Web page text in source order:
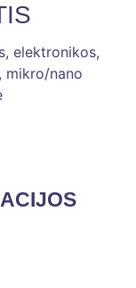
elektronikos,
mikro/nano